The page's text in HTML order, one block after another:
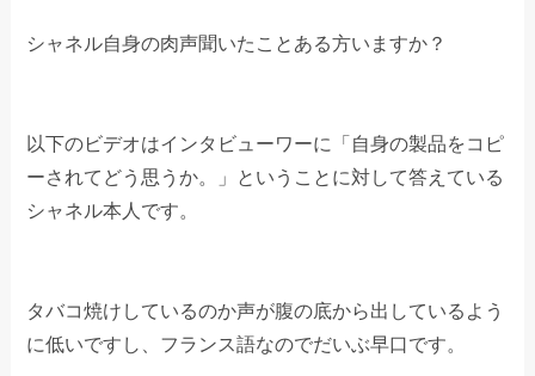
シャネル自身の肉声聞いたことある方いますか？
以下のビデオはインタビューワーに「自身の製品をコピ
ーされてどう思うか。」ということに対して答えている
シャネル本人です。
タバコ焼けしているのか声が腹の底から出しているよう
に低いですし、フランス語なのでだいぶ早口です。